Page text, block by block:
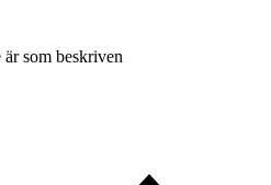
som beskriven